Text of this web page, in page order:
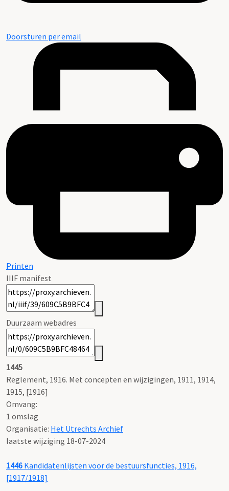
Doorsturen per email
Printen
IIIF manifest
Duurzaam webadres
1445
Reglement, 1916. Met concepten en wijzigingen, 1911, 1914,
1915, [1916]
Omvang:
1 omslag
Organisatie: Het Utrechts Archief
laatste wijziging 18-07-2024
1446 Kandidatenlijsten voor de bestuursfuncties, 1916,
[1917/1918]